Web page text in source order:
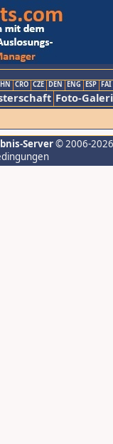
CRO CZE DEN ENG ESP FAI
Foto-
Server© 2006-